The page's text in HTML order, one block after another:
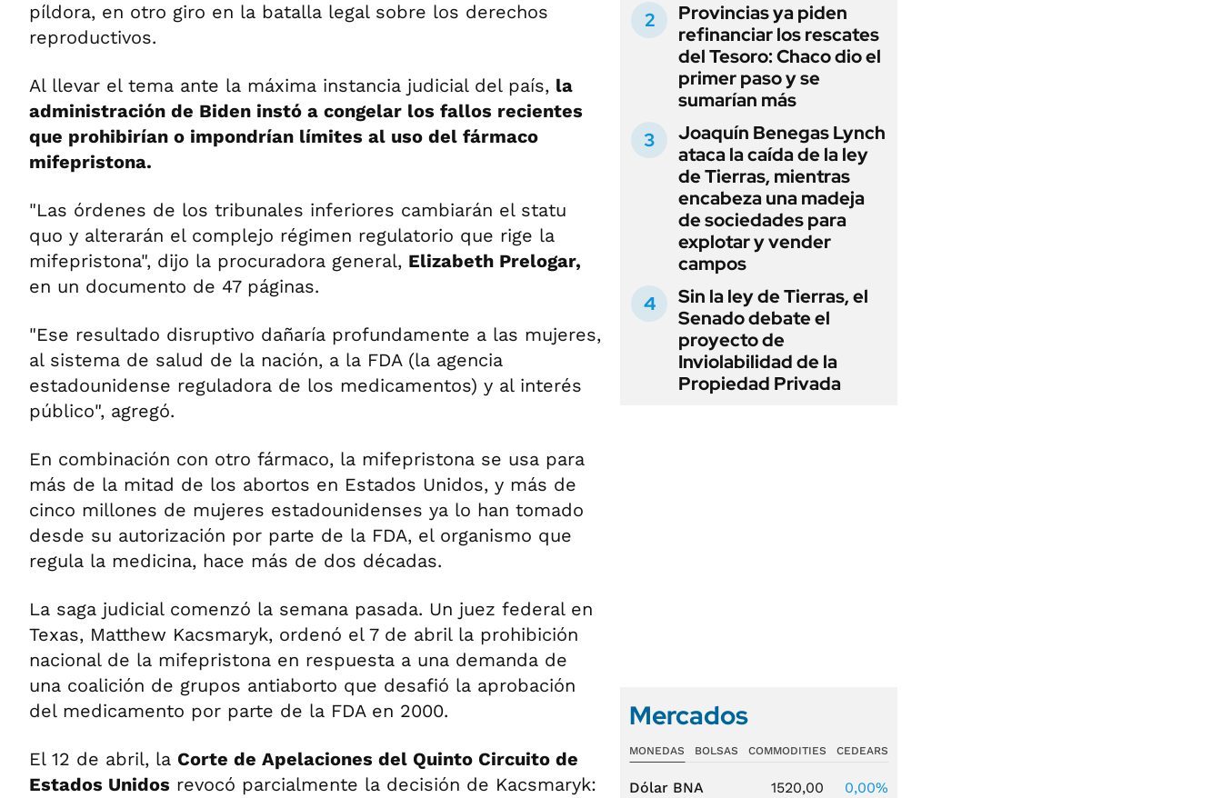
píldora, en otro giro en la batalla legal sobre los derechos
reproductivos.
Al llevar el tema ante la máxima instancia judicial del país, la
administración de Biden instó a congelar los fallos recientes
que prohibirían o impondrían límites al uso del fármaco
mifepristona.
"Las órdenes de los tribunales inferiores cambiarán el statu
quo y alterarán el complejo régimen regulatorio que rige la
mifepristona", dijo la procuradora general, Elizabeth Prelogar,
en un documento de 47 páginas.
"Ese resultado disruptivo dañaría profundamente a las mujeres,
al sistema de salud de la nación, a la FDA (la agencia
estadounidense reguladora de los medicamentos) y al interés
público", agregó.
En combinación con otro fármaco, la mifepristona se usa para
más de la mitad de los abortos en Estados Unidos, y más de
cinco millones de mujeres estadounidenses ya lo han tomado
desde su autorización por parte de la FDA, el organismo que
regula la medicina, hace más de dos décadas.
La saga judicial comenzó la semana pasada. Un juez federal en
Texas, Matthew Kacsmaryk, ordenó el 7 de abril la prohibición
nacional de la mifepristona en respuesta a una demanda de
una coalición de grupos antiaborto que desafió la aprobación
del medicamento por parte de la FDA en 2000.
El 12 de abril, la Corte de Apelaciones del Quinto Circuito de
Estados Unidos revocó parcialmente la decisión de Kacsmaryk:
Provincias ya piden
refinanciar los rescates
del Tesoro: Chaco dio el
primer paso y se
sumarían más
Joaquín Benegas Lynch
ataca la caída de la ley
de Tierras, mientras
encabeza una madeja
de sociedades para
explotar y vender
campos
Sin la ley de Tierras, el
Senado debate el
proyecto de
Inviolabilidad de la
Propiedad Privada
Mercados
MONEDAS BOLSAS COMMODITIES CEDEARS
Dólar BNA 1520,00
0,00%